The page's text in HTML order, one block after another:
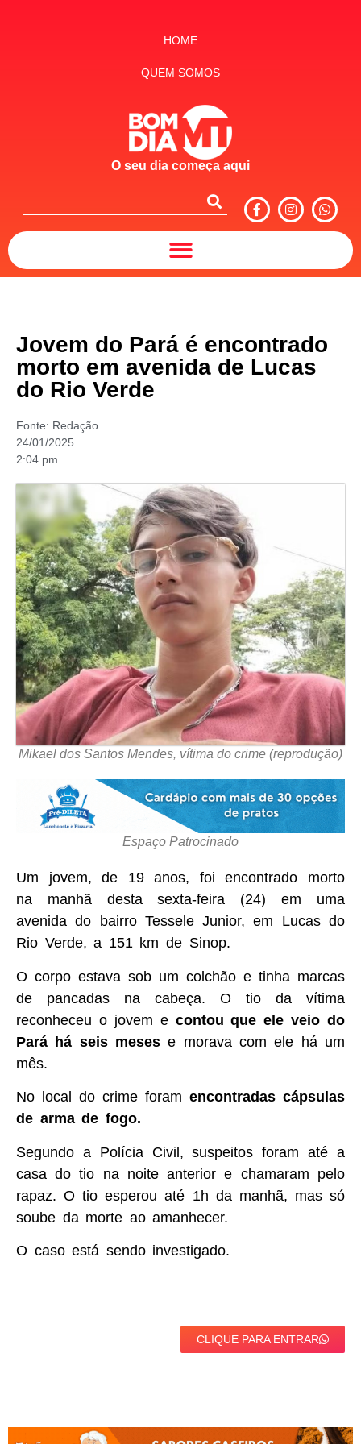
HOME
QUEM SOMOS
O seu dia começa aqui
Jovem do Pará é encontrado
morto em avenida de Lucas
do Rio Verde
Fonte: Redação
24/01/2025
2:04 pm
Mikael dos Santos Mendes, vítima do crime (reprodução)
Espaço Patrocinado
Um jovem, de 19 anos, foi encontrado morto
na manhã desta sexta-feira (24) em uma
avenida do bairro Tessele Junior, em Lucas do
Rio Verde, a 151 km de Sinop.
O corpo estava sob um colchão e tinha marcas
de pancadas na cabeça. O tio da vítima
reconheceu o jovem e contou que ele veio do
Pará há seis meses e morava com ele há um
mês.
No local do crime foram encontradas cápsulas
de arma de fogo.
Segundo a Polícia Civil, suspeitos foram até a
casa do tio na noite anterior e chamaram pelo
rapaz. O tio esperou até 1h da manhã, mas só
soube da morte ao amanhecer.
O caso está sendo investigado.
CLIQUE PARA ENTRAR